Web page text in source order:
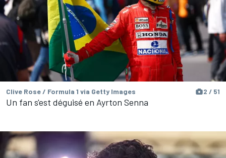
Clive Rose / Formula 1 via Getty Images 2 / 51
Un fan s'est déguisé en Ayrton Senna